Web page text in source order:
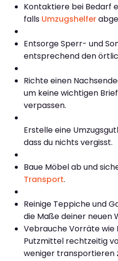
Kontaktiere bei Bedarf
falls Umzugshelfer
Entsorge Sperr- und
entsprechend den
Richte einen
um keine wichtigen
verpassen.
Erstelle eine
dass du nichts vergisst.
Baue Möbel ab und
Transport.
Reinige Teppiche und
die Maße deiner neuen
Vebrauche Vorräte wie
Putzmittel rechtzeitig
weniger transportieren